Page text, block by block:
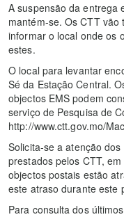
A suspensão da entrega
mantém-se. Os CTT
informar o local onde os
estes.
O local para levantar
Sé da Estação Central.
objectos EMS podem
serviço de Pesquisa de
http://www.ctt.gov.mo/
Solicita-se a atenção
prestados pelos CTT,
objectos postais estão
este atraso durante este
Para consulta dos